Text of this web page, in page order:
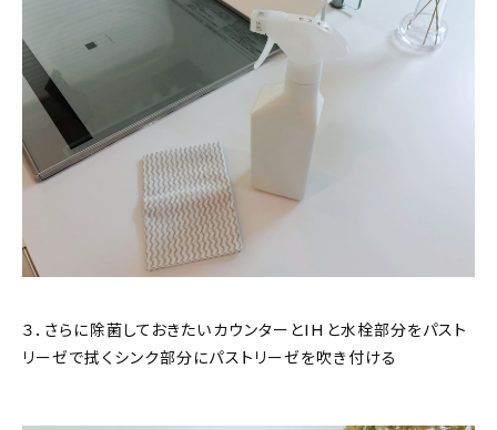
３．さらに除菌しておきたいカウンターとIHと水栓部分をパスト
リーゼで拭くシンク部分にパストリーゼを吹き付ける